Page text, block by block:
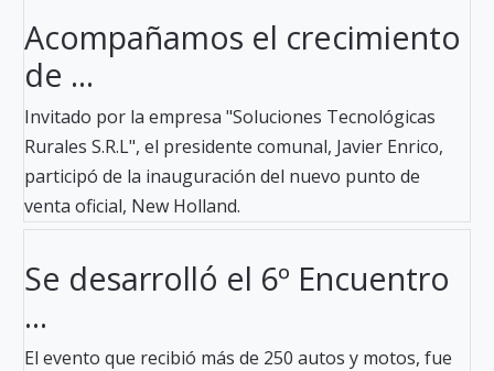
Acompañamos el crecimiento
de ...
Invitado por la empresa "Soluciones Tecnológicas
Rurales S.R.L", el presidente comunal, Javier Enrico,
participó de la inauguración del nuevo punto de
venta oficial, New Holland.
Se desarrolló el 6º Encuentro
...
El evento que recibió más de 250 autos y motos, fue